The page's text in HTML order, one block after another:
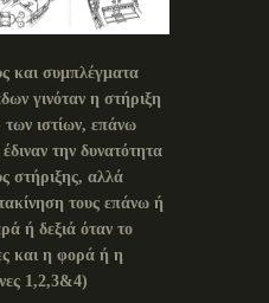
και συμπλέγματα
γινόταν η στήριξη
ιστίων, επάνω
την δυνατότητα
στήριξης, αλλά
τους επάνω ή
ή δεξιά όταν το
και η φορά ή η
1,2,3&4)